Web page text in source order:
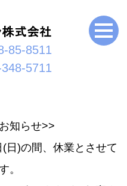
85-8511
5711
知らせ>>
日)の間、休業とさせて
。